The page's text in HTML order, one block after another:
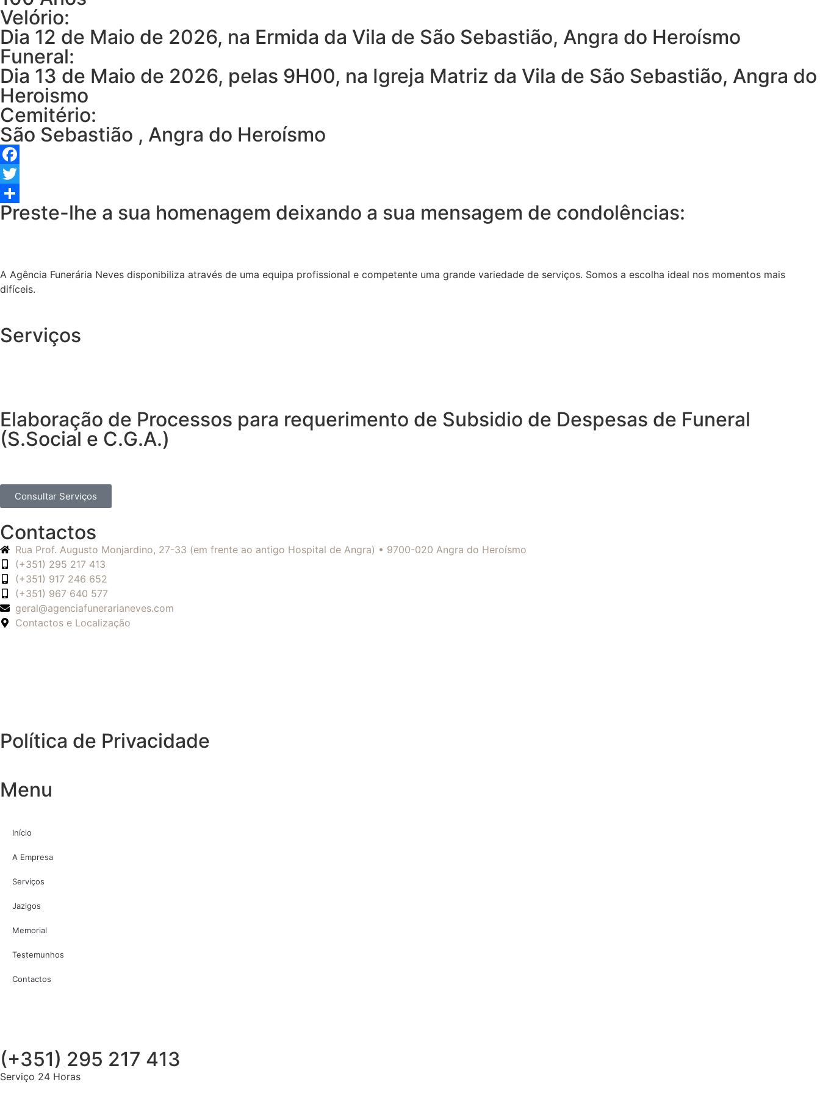
Velório:
Dia 12 de Maio de 2026, na Ermida da Vila de São Sebastião, Angra do Heroísmo
Funeral:
Dia 13 de Maio de 2026, pelas 9H00, na Igreja Matriz da Vila de São Sebastião, Angra do
Heroismo
Cemitério:
São Sebastião , Angra do Heroísmo
Facebook
Twitter
Share
Preste-lhe a sua homenagem deixando a sua mensagem de condolências:
A Agência Funerária Neves disponibiliza através de uma equipa profissional e competente uma grande variedade de serviços. Somos a escolha ideal nos momentos mais
difíceis.
Serviços
Elaboração de Processos para requerimento de Subsidio de Despesas de Funeral
(S.Social e C.G.A.)
Consultar Serviços
Contactos
Rua Prof. Augusto Monjardino, 27-33 (em frente ao antigo Hospital de Angra) • 9700-020 Angra do Heroísmo
(+351) 295 217 413
(+351) 917 246 652
(+351) 967 640 577
geral@agenciafunerarianeves.com
Contactos e Localização
Política de Privacidade
Menu
Início
A Empresa
Serviços
Jazigos
Memorial
Testemunhos
Contactos
(+351) 295 217 413
Serviço 24 Horas